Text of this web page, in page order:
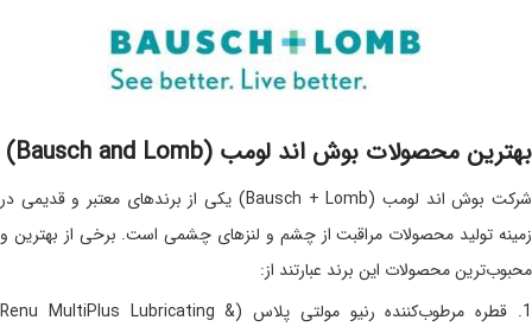
بهترین محصولات بوش اند لومب (Bausch and Lomb)
شرکت بوش اند لومب (Bausch + Lomb) یکی از برندهای معتبر و قدیمی در
زمینه تولید محصولات مراقبت از چشم و لنزهای چشمی است. برخی از بهترین و
محبوب‌ترین محصولات این برند عبارتند از:
1. قطره مرطوب‌کننده رنیو مولتی پلاس (Renu MultiPlus Lubricating &